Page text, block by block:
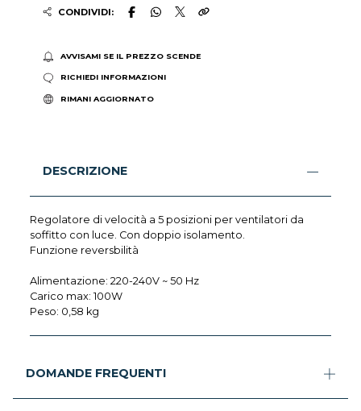
CONDIVIDI:
AVVISAMI SE IL PREZZO SCENDE
RICHIEDI INFORMAZIONI
RIMANI AGGIORNATO
DESCRIZIONE
Regolatore di velocità a 5 posizioni per ventilatori da
soffitto con luce. Con doppio isolamento.
Funzione reversbilità
Alimentazione: 220-240V ~ 50 Hz
Carico max: 100W
Peso: 0,58 kg
DOMANDE FREQUENTI